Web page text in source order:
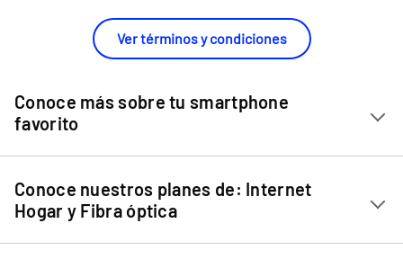
Ver términos y condiciones
Conoce más sobre tu smartphone
favorito
Chip Entel
Apple iPhone 11
Apple iPhone 12 Mini
Conoce nuestros planes de: Internet
Hogar y Fibra óptica
Internet Hogar